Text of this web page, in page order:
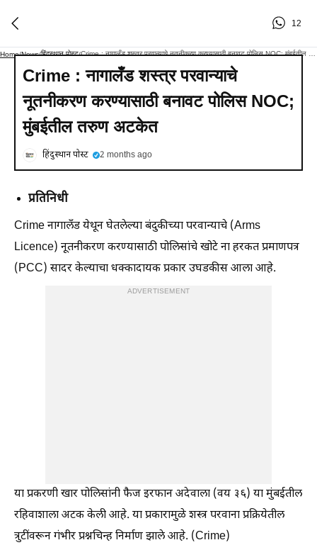
12
Home/News/हिंदुस्थान पोस्ट/
Crime : नागालँड शस्त्र परवान्याचे
नूतनीकरण करण्यासाठी बनावट पोलिस NOC;
मुंबईतील तरुण अटकेत
हिंदुस्थान पोस्ट 2 months ago
प्रतिनिधी
Crime नागालँड येथून घेतलेल्या बंदुकीच्या परवान्याचे (Arms
Licence) नूतनीकरण करण्यासाठी पोलिसांचे खोटे ना हरकत प्रमाणपत्र
(PCC) सादर केल्याचा धक्कादायक प्रकार उघडकीस आला आहे.
ADVERTISEMENT
या प्रकरणी खार पोलिसांनी फैज इरफान अदेवाला (वय ३६) या मुंबईतील
रहिवाशाला अटक केली आहे. या प्रकारामुळे शस्त्र परवाना प्रक्रियेतील
त्रुटींवरून गंभीर प्रश्नचिन्ह निर्माण झाले आहे. (Crime)